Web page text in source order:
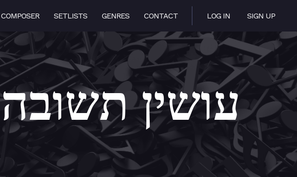
COMPOSER SETLISTS GENRES CONTACT LOG IN SIGN UP
Osin Teshuva – עושין תשובה